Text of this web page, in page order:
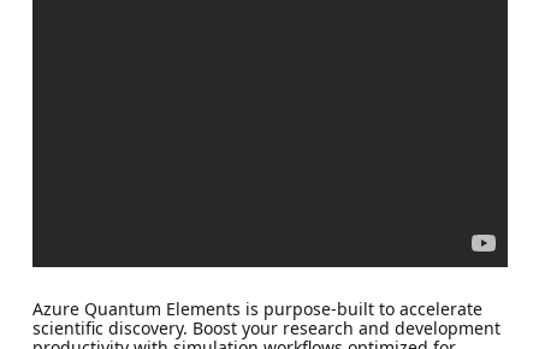
Azure Quantum Elements is purpose-built to accelerate
scientific discovery. Boost your research and development